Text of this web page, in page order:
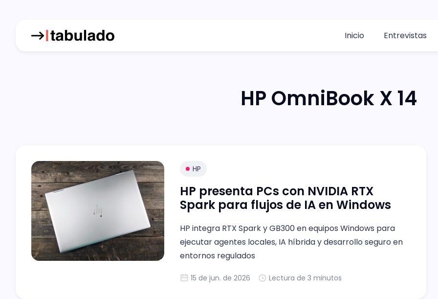
Inicio Entrevistas
HP OmniBook X 14
HP
HP presenta PCs con NVIDIA RTX
Spark para flujos de IA en Windows
HP integra RTX Spark y GB300 en equipos Windows para
ejecutar agentes locales, IA híbrida y desarrollo seguro en
entornos regulados
15 de jun. de 2026 Lectura de 3 minutos